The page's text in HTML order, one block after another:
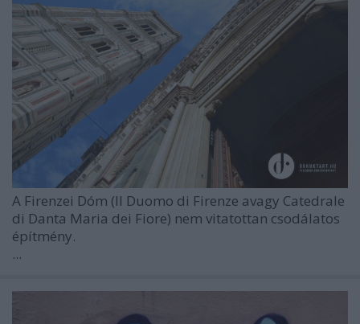
A Firenzei Dóm (Il Duomo di Firenze avagy Catedrale
di Danta Maria dei Fiore) nem vitatottan csodálatos
építmény.
...